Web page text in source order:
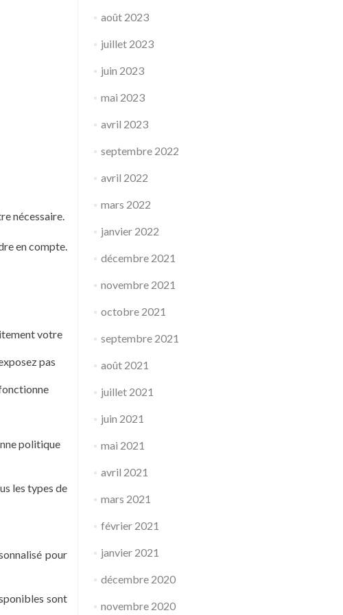
nécessaire.
en compte.
votre
pas
politique
les types de
pour
sont
août 2023
juillet 2023
juin 2023
mai 2023
avril 2023
septembre 2022
avril 2022
mars 2022
janvier 2022
décembre 2021
novembre 2021
octobre 2021
septembre 2021
août 2021
juillet 2021
juin 2021
mai 2021
avril 2021
mars 2021
février 2021
janvier 2021
décembre 2020
novembre 2020